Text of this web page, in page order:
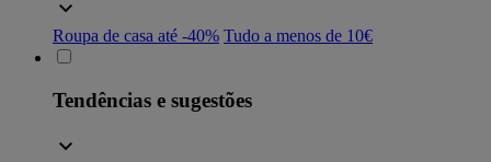
Roupa de casa até -40% Tudo a menos de 10€
Tendências e sugestões